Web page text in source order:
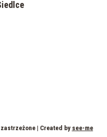
| Created by see-me